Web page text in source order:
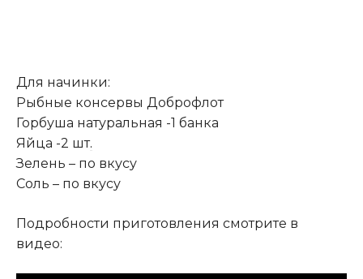
Для начинки:
Рыбные консервы Доброфлот
Горбуша натуральная -1 банка
Яйца -2 шт.
Зелень – по вкусу
Соль – по вкусу
Подробности приготовления смотрите в
видео: